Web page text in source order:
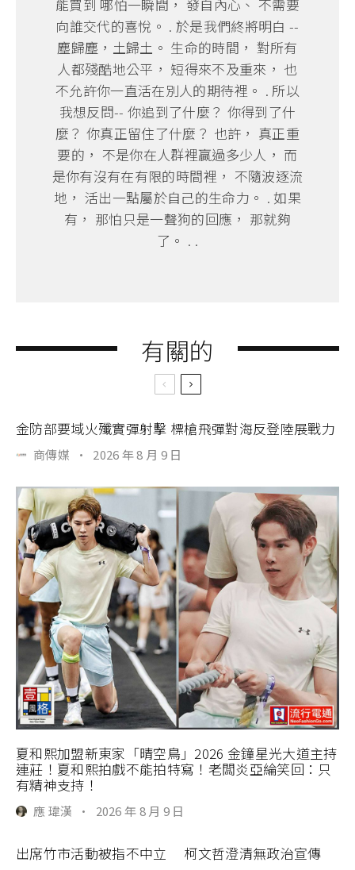
能買到 哪怕一瞬間， 發自內心、 不需要
向誰交代的喜悅。 . 於是我們終將明白 --
塵歸塵，土歸土。 生命的時間， 對所有
人都殘酷地公平， 短得來不及重來， 也
不允許你一直活在別人的期待裡。 . 所以
我想反問-- 你追到了什麼？ 你得到了什
麼？ 你真正留住了什麼？ 也許， 真正重
要的， 不是你在人群裡贏過多少人， 而
是你有沒有在有限的時間裡， 不隨波逐流
地， 活出一點屬於自己的生命力。 . 如果
有， 那怕只是一聲狗的回應， 那就夠
了。 . .
有關的
金防部要域火殲實彈射擊 標槍飛彈對海反登陸展戰力
商傳媒 · 2026 年 8 月 9 日
夏和熙加盟新東家「晴空鳥」2026 金鐘星光大道主持
連莊！夏和熙拍戲不能拍特寫！老闆炎亞綸笑回：只
有精神支持！
應 瑋漢 · 2026 年 8 月 9 日
出席竹市活動被指不中立 柯文哲澄清無政治宣傳